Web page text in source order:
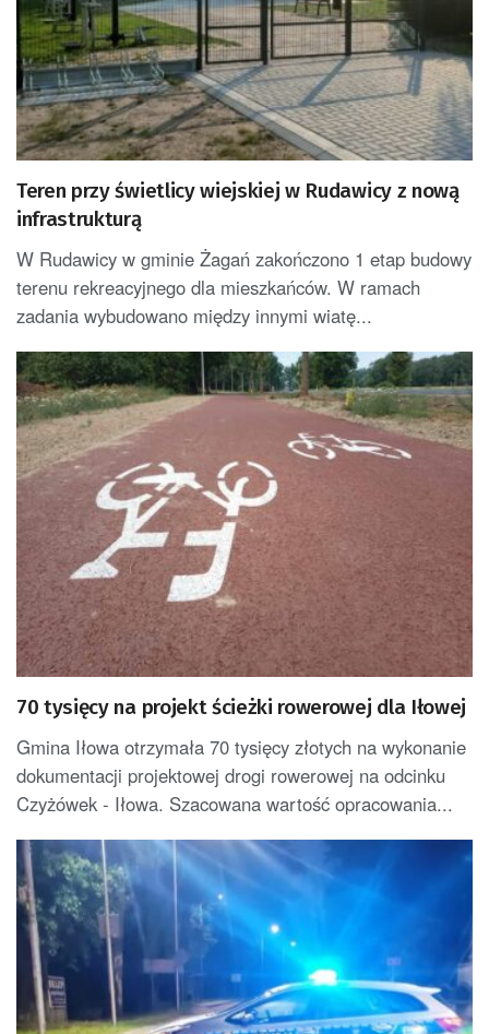
Teren przy świetlicy wiejskiej w Rudawicy z nową
infrastrukturą
W Rudawicy w gminie Żagań zakończono 1 etap budowy
terenu rekreacyjnego dla mieszkańców. W ramach
zadania wybudowano między innymi wiatę...
70 tysięcy na projekt ścieżki rowerowej dla Iłowej
Gmina Iłowa otrzymała 70 tysięcy złotych na wykonanie
dokumentacji projektowej drogi rowerowej na odcinku
Czyżówek - Iłowa. Szacowana wartość opracowania...